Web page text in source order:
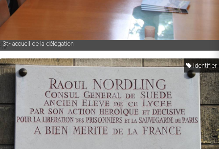
3a- accueil de la délégation
Identifier